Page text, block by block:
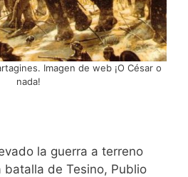
Imagen de web ¡O César o
nada!
la guerra a terreno
de Tesino, Publio